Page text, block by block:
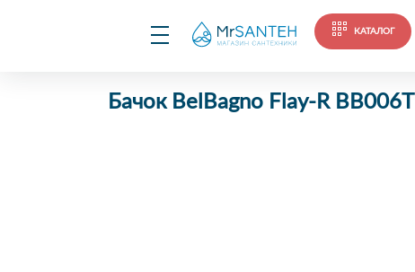
КАТАЛОГ
Бачок BelBagno Flay-R BB006T